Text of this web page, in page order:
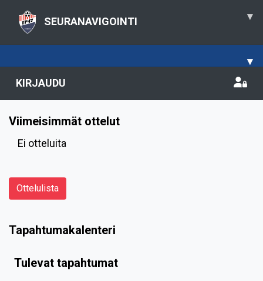
SEURANAVIGOINTI ▾
▾
KIRJAUDU
Viimeisimmät ottelut
Ei otteluita
Ottelulista
Tapahtumakalenteri
Tulevat tapahtumat